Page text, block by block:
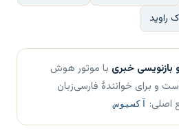
راوید
بازنویسی خبری با موتور هوش
و برای خوانندهٔ فارسی‌زبان
اصلی:
آکسیوس